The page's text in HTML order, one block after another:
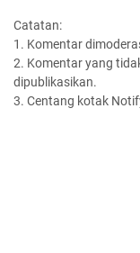
Catatan:
1. Komentar
2. Komentar yang
dipublikasikan.
3. Centang kotak